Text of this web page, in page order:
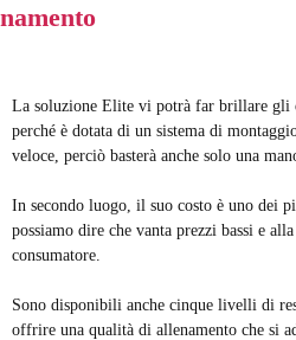
La soluzione Elite vi potrà far brillare gli
perché è dotata di un sistema di
veloce, perciò basterà anche solo una
In secondo luogo, il suo costo è uno dei
possiamo dire che vanta prezzi bassi e
consumatore.
Sono disponibili anche cinque livelli di
offrire una qualità di allenamento che si